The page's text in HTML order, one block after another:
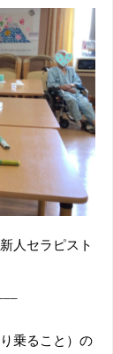
人セラピスト
乗ること）の